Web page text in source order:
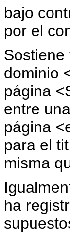
bajo
por el
Sostiene
dominio
página
entre
página
para el
misma
ha